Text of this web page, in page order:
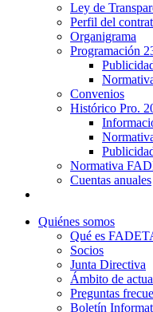
Ley de
Perfil del
Organigrama
Programación
Convenios
Histórico Pro.
Normativa
Cuentas anuales
Quiénes somos
Qué es
Socios
Junta Directiva
Ámbito de
Preguntas
Boletín